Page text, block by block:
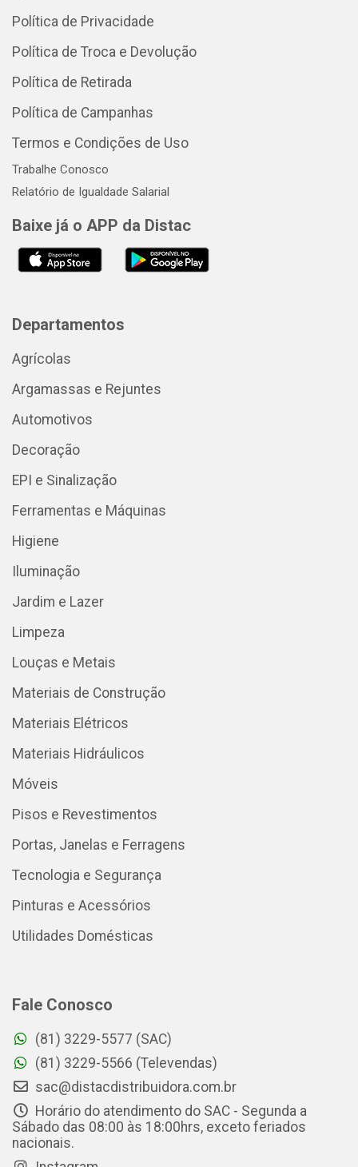
Política de Privacidade
Política de Troca e Devolução
Política de Retirada
Política de Campanhas
Termos e Condições de Uso
Trabalhe Conosco
Relatório de Igualdade Salarial
Baixe já o APP da Distac
Departamentos
Agrícolas
Argamassas e Rejuntes
Automotivos
Decoração
EPI e Sinalização
Ferramentas e Máquinas
Higiene
Iluminação
Jardim e Lazer
Limpeza
Louças e Metais
Materiais de Construção
Materiais Elétricos
Materiais Hidráulicos
Móveis
Pisos e Revestimentos
Portas, Janelas e Ferragens
Tecnologia e Segurança
Pinturas e Acessórios
Utilidades Domésticas
Fale Conosco
(81) 3229-5577 (SAC)
(81) 3229-5566 (Televendas)
sac@distacdistribuidora.com.br
Horário do atendimento do SAC - Segunda a
Sábado das 08:00 às 18:00hrs, exceto feriados
nacionais.